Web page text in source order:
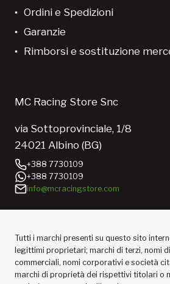
Ordini e Spedizioni
Garanzie
Rimborsi e sostituzione
MC Racing Store Snc
via Sottoprovinciale, 1/8
24021 Albino (BG)
+388 7730109
+388 7730109
info@mcracingstore.com
Tutti i marchi presenti su questo sito
legittimi proprietari; marchi di terzi, nomi
commerciali, nomi corporativi e società
marchi di proprietà dei rispettivi titolari o